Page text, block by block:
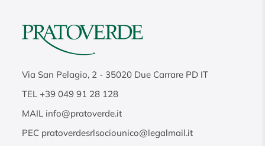
Via San Pelagio, 2 - 35020 Due Carrare PD IT
TEL+39 049 91 28 128
MAIL info@pratoverde.it
PEC pratoverdesrlsociounico@legalmail.it